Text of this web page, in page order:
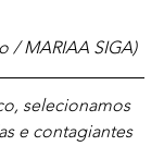
/ MARIAA SIGA)
selecionamos
e contagiantes